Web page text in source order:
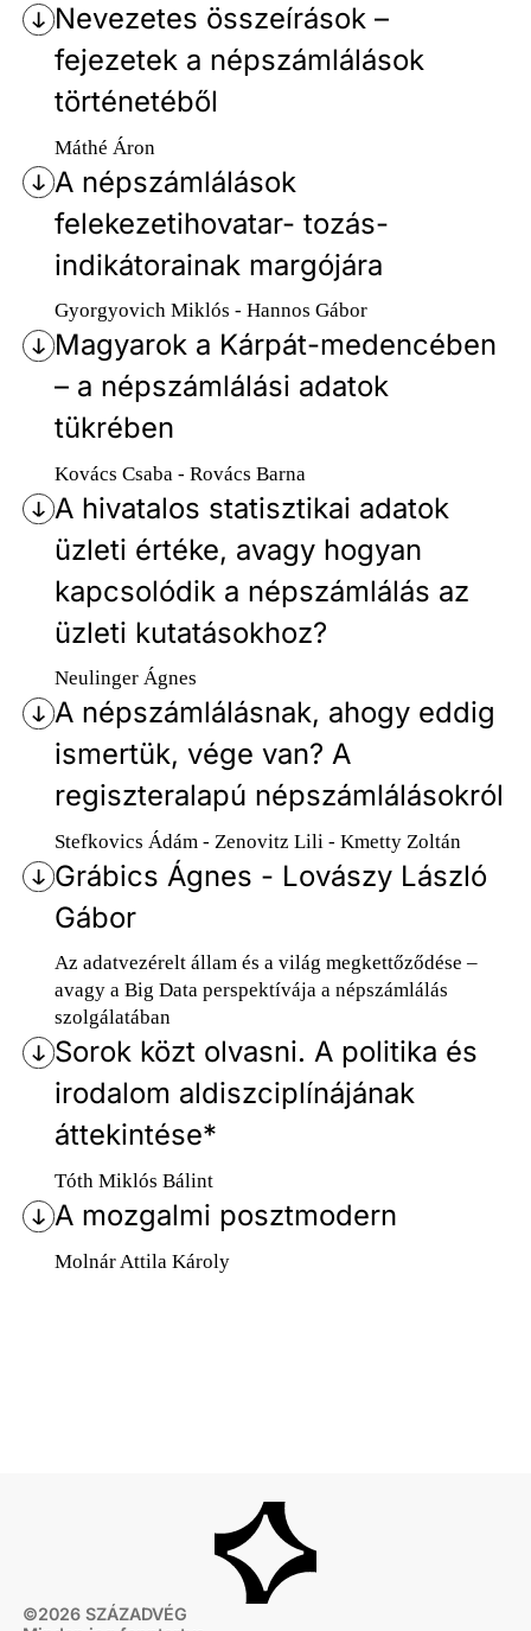
Nevezetes összeírások –
fejezetek a népszámlálások
történetéből
Máthé Áron
A népszámlálások
felekezetihovatar- tozás-
indikátorainak margójára
Gyorgyovich Miklós - Hannos Gábor
Magyarok a Kárpát-medencében
– a népszámlálási adatok
tükrében
Kovács Csaba - Rovács Barna
A hivatalos statisztikai adatok
üzleti értéke, avagy hogyan
kapcsolódik a népszámlálás az
üzleti kutatásokhoz?
Neulinger Ágnes
A népszámlálásnak, ahogy eddig
ismertük, vége van? A
regiszteralapú népszámlálásokról
Stefkovics Ádám - Zenovitz Lili - Kmetty Zoltán
Grábics Ágnes - Lovászy László
Gábor
Az adatvezérelt állam és a világ megkettőződése –
avagy a Big Data perspektívája a népszámlálás
szolgálatában
Sorok közt olvasni. A politika és
irodalom aldiszciplínájának
áttekintése*
Tóth Miklós Bálint
A mozgalmi posztmodern
Molnár Attila Károly
©2026 SZÁZADVÉG